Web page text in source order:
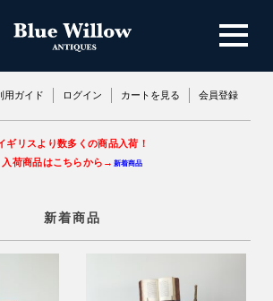
用ガイド ログイン カートを見る 会員登録
ギリスより数多くの商品入荷！
入荷商品はこちらから→ 新着商品
新着商品